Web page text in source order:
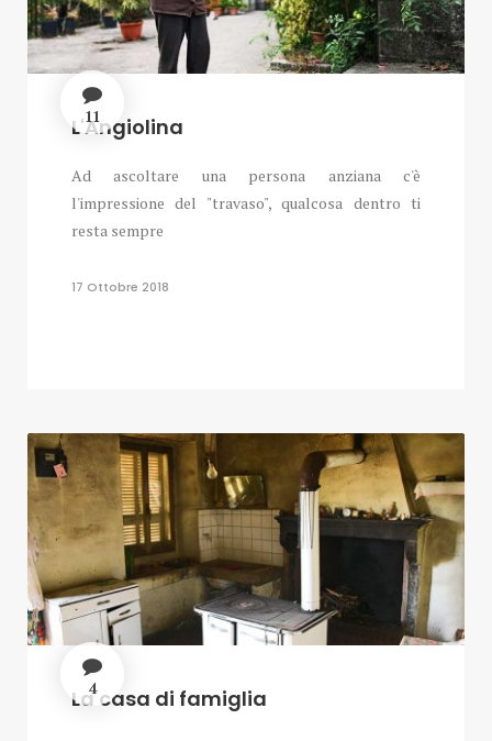
11
L'Angiolina
Ad ascoltare una persona anziana c'è
l'impressione del "travaso", qualcosa dentro ti
resta sempre
17 Ottobre 2018
4
La casa di famiglia